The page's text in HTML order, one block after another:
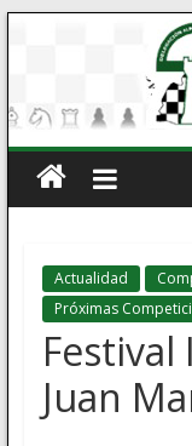
Actualidad
Próximas
Juan